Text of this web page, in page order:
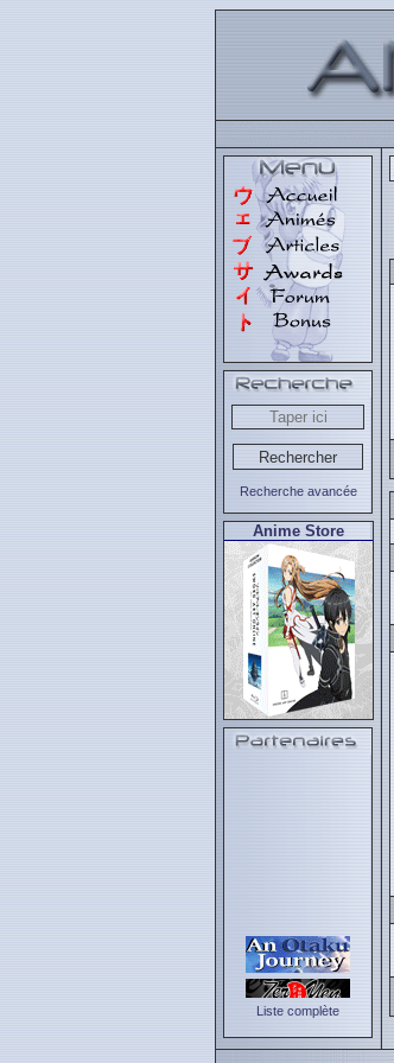
Recherche avancée
Anime Store
Liste complète